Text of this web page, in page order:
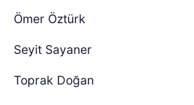
Ömer Öztürk
Seyit Sayaner
Toprak Doğan